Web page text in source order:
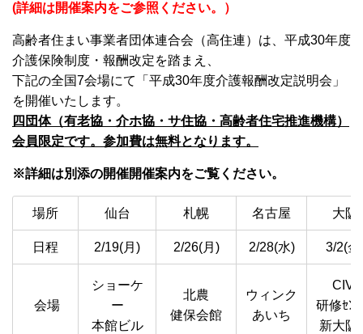
(詳細は開催案内をご参照ください。）
高齢者住まい事業者団体連合会（高住連）は、平成30年度
介護保険制度・報酬改定を踏まえ、
下記の全国7会場にて「平成30年度介護報酬改定説明会」
を開催いたします。
四団体（有老協・介ホ協・サ住協・高齢者住宅推進機構）
会員限定です。参加費は無料となります。
※詳細は別添の開催開催案内をご覧ください。
場所 仙台 札幌 名古屋 大阪
日程 2/19(月) 2/26(月) 2/28(水) 3/2(金
会場
ショーケ
ー
本館ビル
北農
健保会館
ウィンク
あいち
CIVI
研修ｾﾝ
新大阪